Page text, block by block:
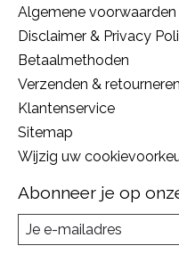
Algemene voorwaarden
Disclaimer & Privacy
Betaalmethoden
Verzenden & retourneren
Klantenservice
Sitemap
Wijzig uw
Abonneer je op